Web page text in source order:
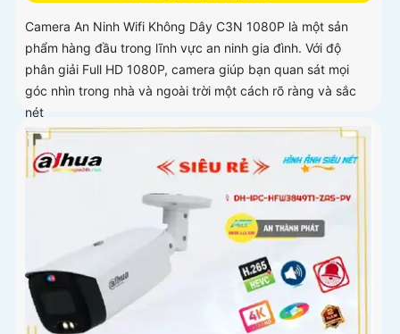
Camera An Ninh Wifi Không Dây C3N 1080P là một sản
phẩm hàng đầu trong lĩnh vực an ninh gia đình. Với độ
phân giải Full HD 1080P, camera giúp bạn quan sát mọi
góc nhìn trong nhà và ngoài trời một cách rõ ràng và sắc
nét